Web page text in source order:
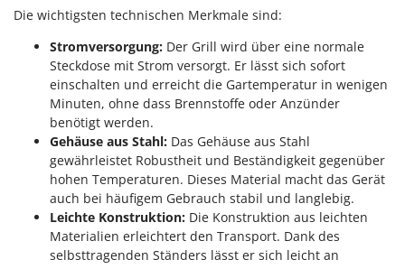
Vogelscheuchen - Vogelabwehr
Wasserpumpen
Wasserpumpen für Traktoren
Wein- und Obstpressen
Wein- und Ölschichtenfilter
Weitere Produkte
Wiesenwalzen für Traktor
Wippsägen
Wurstfüller
KitchenAid
Komo
Laica
Lampacrescia - MGM
Landxcape
LAR Casalinghi
Lavor
Linea VZ
Die wichtigsten technischen Merkmale sind:
Stromversorgung: Der Grill wird über eine normale
Steckdose mit Strom versorgt. Er lässt sich sofort
einschalten und erreicht die Gartemperatur in wenigen
Minuten, ohne dass Brennstoffe oder Anzünder
benötigt werden.
Gehäuse aus Stahl: Das Gehäuse aus Stahl
gewährleistet Robustheit und Beständigkeit gegenüber
hohen Temperaturen. Dieses Material macht das Gerät
auch bei häufigem Gebrauch stabil und langlebig.
Leichte Konstruktion: Die Konstruktion aus leichten
Materialien erleichtert den Transport. Dank des
selbsttragenden Ständers lässt er sich leicht an